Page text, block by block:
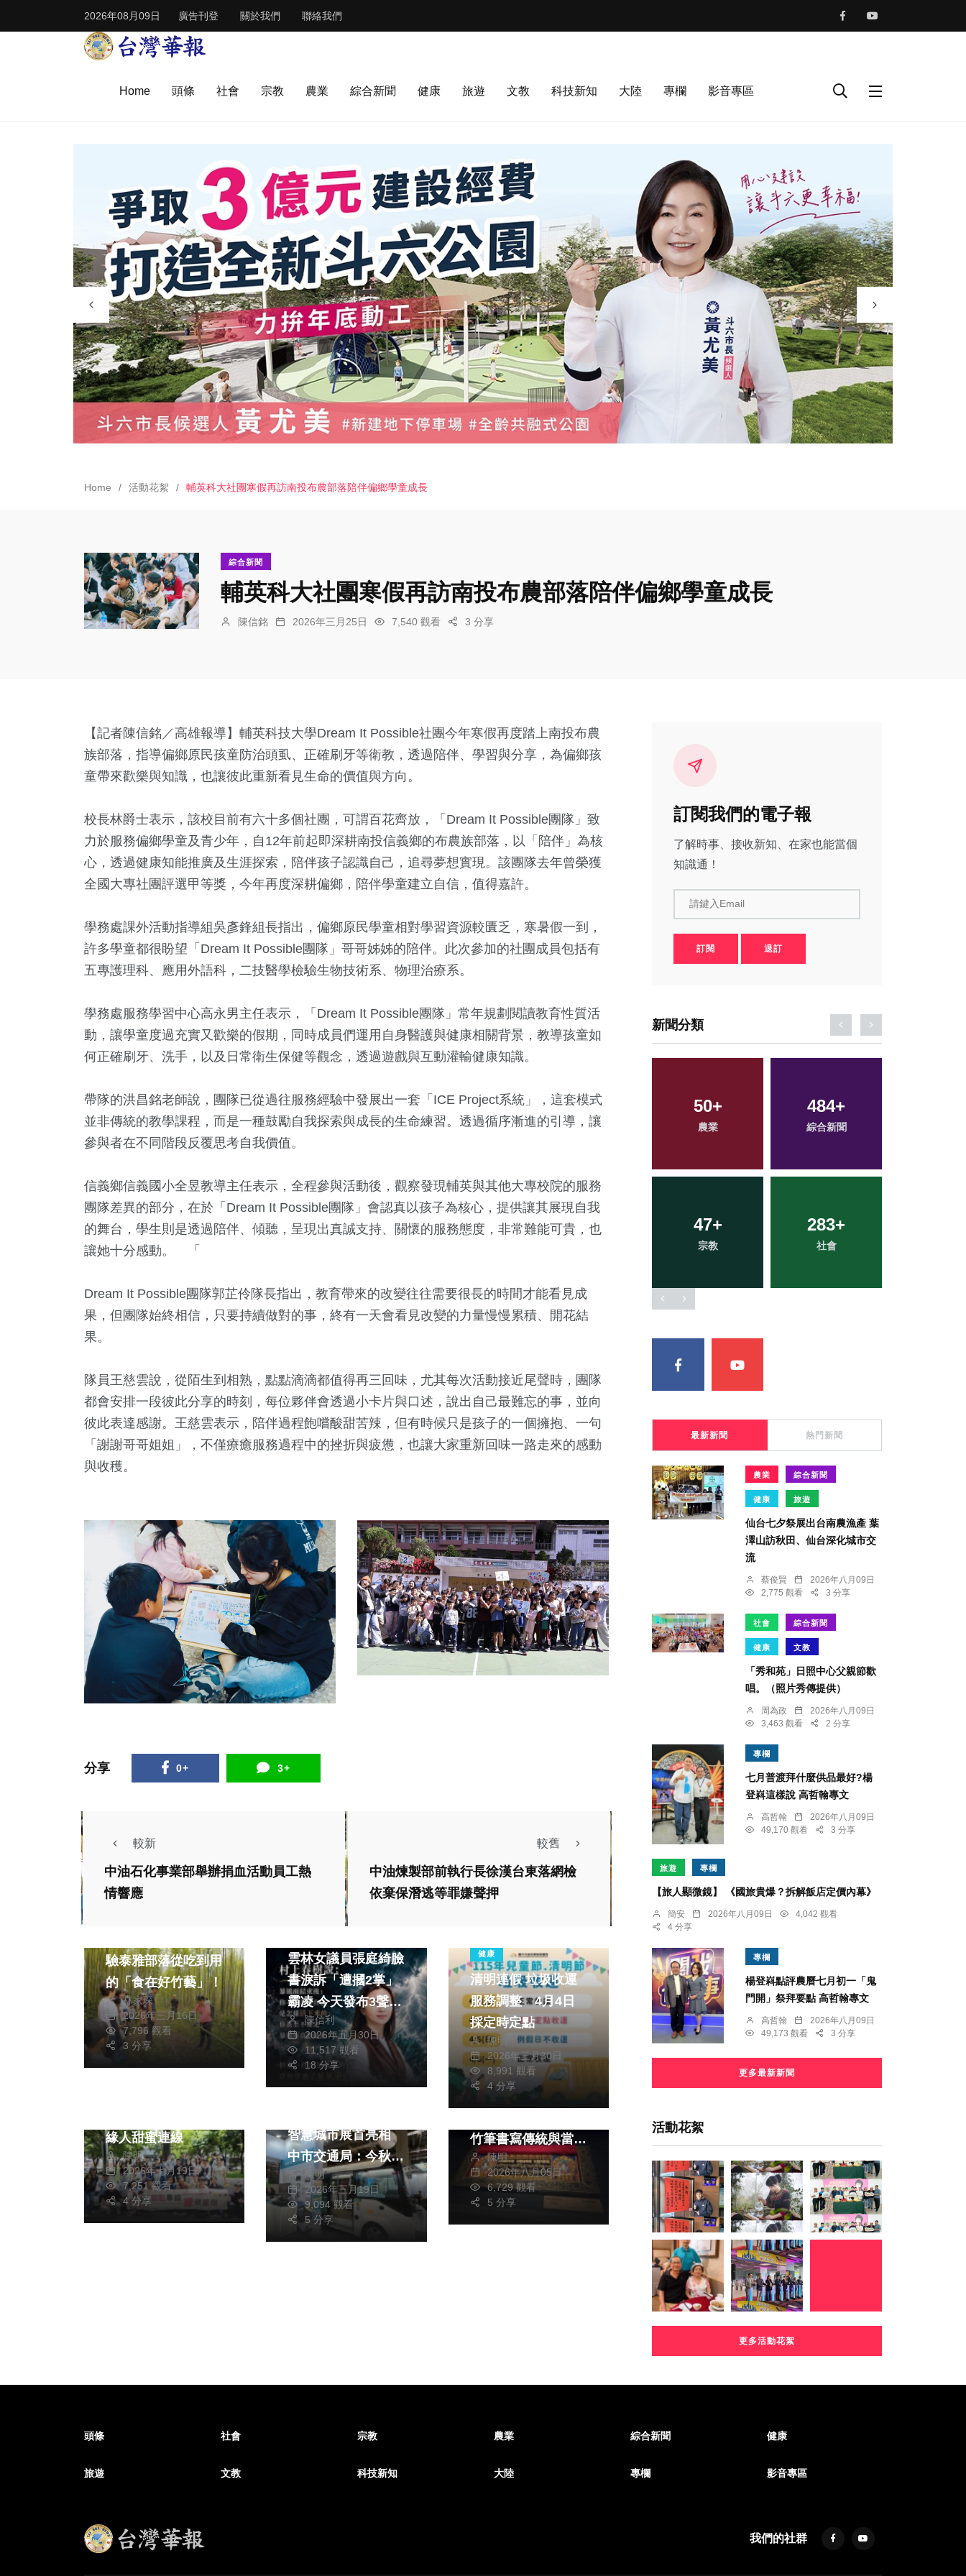
2026年08月09日 廣告刊登 關於我們 聯絡我們
Home 頭條 社會 宗教 農業 綜合新聞 健康 旅遊 文教 科技新知 大陸 專欄 影音專區
Home 活動花絮 輔英科大社團寒假再訪南投布農部落陪伴偏鄉學童成長
綜合新聞
輔英科大社團寒假再訪南投布農部落陪伴偏鄉學童成長
陳信銘 2026年三月25日 7,540 觀看 3 分享
【記者陳信銘／高雄報導】輔英科技大學Dream It Possible社團今年寒假再度踏上南投布農
族部落，指導偏鄉原民孩童防治頭虱、正確刷牙等衛教，透過陪伴、學習與分享，為偏鄉孩
童帶來歡樂與知識，也讓彼此重新看見生命的價值與方向。
校長林爵士表示，該校目前有六十多個社團，可謂百花齊放，「Dream It Possible團隊」致
力於服務偏鄉學童及青少年，自12年前起即深耕南投信義鄉的布農族部落，以「陪伴」為核
心，透過健康知能推廣及生涯探索，陪伴孩子認識自己，追尋夢想實現。該團隊去年曾榮獲
全國大專社團評選甲等獎，今年再度深耕偏鄉，陪伴學童建立自信，值得嘉許。
學務處課外活動指導組吳彥鋒組長指出，偏鄉原民學童相對學習資源較匱乏，寒暑假一到，
許多學童都很盼望「Dream It Possible團隊」哥哥姊姊的陪伴。此次參加的社團成員包括有
五專護理科、應用外語科，二技醫學檢驗生物技術系、物理治療系。
學務處服務學習中心高永男主任表示，「Dream It Possible團隊」常年規劃閱讀教育性質活
動，讓學童度過充實又歡樂的假期，同時成員們運用自身醫護與健康相關背景，教導孩童如
何正確刷牙、洗手，以及日常衛生保健等觀念，透過遊戲與互動灌輸健康知識。
帶隊的洪昌銘老師說，團隊已從過往服務經驗中發展出一套「ICE Project系統」，這套模式
並非傳統的教學課程，而是一種鼓勵自我探索與成長的生命練習。透過循序漸進的引導，讓
參與者在不同階段反覆思考自我價值。
信義鄉信義國小全昱教導主任表示，全程參與活動後，觀察發現輔英與其他大專校院的服務
團隊差異的部分，在於「Dream It Possible團隊」會認真以孩子為核心，提供讓其展現自我
的舞台，學生則是透過陪伴、傾聽，呈現出真誠支持、關懷的服務態度，非常難能可貴，也
讓她十分感動。 「
Dream It Possible團隊郭芷伶隊長指出，教育帶來的改變往往需要很長的時間才能看見成
果，但團隊始終相信，只要持續做對的事，終有一天會看見改變的力量慢慢累積、開花結
果。
隊員王慈雲說，從陌生到相熟，點點滴滴都值得再三回味，尤其每次活動接近尾聲時，團隊
都會安排一段彼此分享的時刻，每位夥伴會透過小卡片與口述，說出自己最難忘的事，並向
彼此表達感謝。王慈雲表示，陪伴過程飽嚐酸甜苦辣，但有時候只是孩子的一個擁抱、一句
「謝謝哥哥姐姐」，不僅療癒服務過程中的挫折與疲憊，也讓大家重新回味一路走來的感動
與收穫。
分享 0+ 3+
較新
中油石化事業部舉辦捐血活動員工熱
情響應
較舊
中油煉製部前執行長徐漢台東落網檢
依棄保潛逃等罪嫌聲押
驗泰雅部落從吃到用
的「食在好竹藝」！
林家琛
2026年三月16日
7,796 觀看
3 分享
雲林女議員張庭綺臉
書淚訴「遭摑2掌」
霸凌 今天發布3聲
明：不需要任何人的
道歉、盼惡意就此停
止、保留法律追訴
權！
陳信利
2026年五月30日
11,517 觀看
18 分享
健康
清明連假 垃圾收運
服務調整 4月4日
採定時定點
陳明
2026年三月30日
8,991 觀看
4 分享
社會 綜合新聞
健康
文教
緣人甜蜜連線
陳明
2026年七月19日
7,251 觀看
4 分享
社會 綜合新聞
旅遊 科技新知
智慧城市展首亮相
中市交通局：今秋上
路搶先體驗
陳明
2026年三月19日
9,094 觀看
5 分享
宗教
《龍藏經》「烏金滇
竹筆書寫傳統與當代
法脈傳承
陳明
2026年八月05日
6,729 觀看
5 分享
訂閱我們的電子報
了解時事、接收新知、在家也能當個
知識通！
請鍵入Email
訂閱 退訂
新聞分類
144+
健康
118+
旅遊
23+
科技新知
158+
文教
36 +
50+
農業
484
綜合新聞
47+ 283
80+
專欄
144+
健康
1+
大陸
115+
旅遊
最新新聞 熱門新聞
農業 綜合新聞
健康 旅遊
仙台七夕祭展出台南農漁產 葉
澤山訪秋田、仙台深化城市交
流
蔡俊賢
2026年八月09日
2,775 觀看
3 分享
社會 綜合新聞
健康 文教
「秀和苑」日照中心父親節歡
唱。（照片秀傳提供）
周為政
2026年八月09日
3,463 觀看
2 分享
專欄
七月普渡拜什麼供品最好?楊
登嵙這樣說 高哲翰專文
高哲翰
2026年八月09日
49,170 觀看
3 分享
旅遊 專欄
【旅人顯微鏡】 《國旅貴爆？拆解飯店定價內幕》
簡安 2026年八月09日
4,042 觀看
4 分享
專欄
楊登嵙點評農曆七月初一「鬼
門開」祭拜要點 高哲翰專文
高哲翰
2026年八月09日
49,173 觀看
3 分享
更多最新新聞
活動花絮
更多活動花絮
頭條 社會 宗教 農業 綜合新聞 健康
旅遊 文教 科技新知 大陸 專欄 影音專區
我們的社群